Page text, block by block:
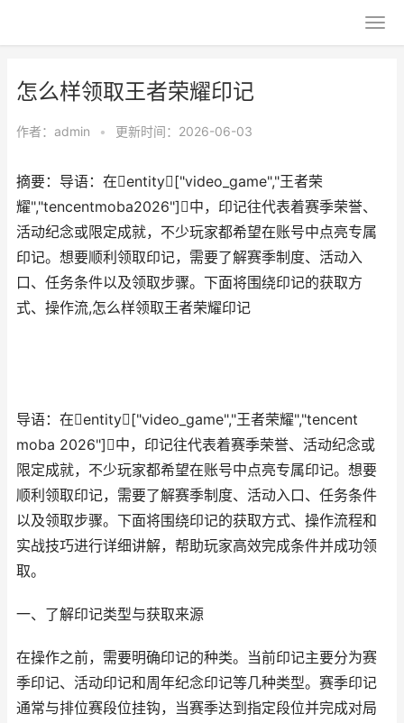
怎么样领取王者荣耀印记
作者： admin • 更新时间：2026-06-03
摘要：导语：在entity["video_game","王者荣
耀","tencentmoba2026"]中，印记往代表着赛季荣誉、
活动纪念或限定成就，不少玩家都希望在账号中点亮专属
印记。想要顺利领取印记，需要了解赛季制度、活动入
口、任务条件以及领取步骤。下面将围绕印记的获取方
式、操作流,怎么样领取王者荣耀印记
导语：在entity["video_game","王者荣耀","tencent
moba 2026"]中，印记往代表着赛季荣誉、活动纪念或
限定成就，不少玩家都希望在账号中点亮专属印记。想要
顺利领取印记，需要了解赛季制度、活动入口、任务条件
以及领取步骤。下面将围绕印记的获取方式、操作流程和
实战技巧进行详细讲解，帮助玩家高效完成条件并成功领
取。
一、了解印记类型与获取来源
在操作之前，需要明确印记的种类。当前印记主要分为赛
季印记、活动印记和周年纪念印记等几种类型。赛季印记
通常与排位赛段位挂钩，当赛季达到指定段位并完成对局